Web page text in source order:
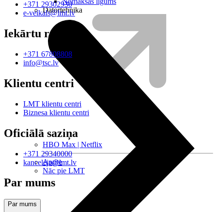
HBO Max | Netflix
Aprite
Nāc pie LMT
Datortehnika
+371 29302930
e-veikals@lmt.lv
Iekārtu remonts
+371 67808808
info@tsc.lv
Klientu centri
LMT klientu centri
Biznesa klientu centri
Oficiālā saziņa
+371 29340000
kanceleja@lmt.lv
Par mums
Par mums